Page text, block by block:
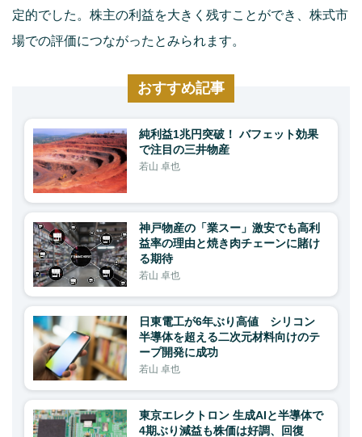
定的でした。株主の利益を大きく残すことができ、株式市
場での評価につながったとみられます。
おすすめ記事
純利益1兆円突破！ バフェット効果
で注目の三井物産
若山 卓也
神戸物産の「業スー」激安でも高利
益率の理由と焼き肉チェーンに賭け
る期待
若山 卓也
日東電工が6年ぶり高値 シリコン
半導体を超える二次元材料向けのテ
ープ開発に成功
若山 卓也
東京エレクトロン 生成AIと半導体で
4期ぶり減益も株価は好調、回復